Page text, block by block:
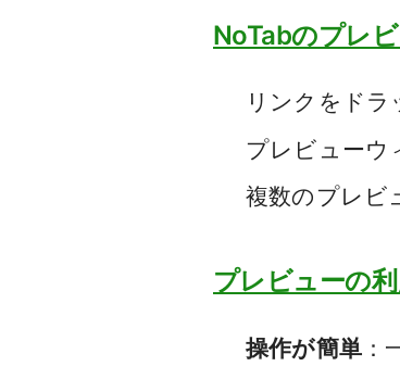
NoTabのプレ
リンクをド
プレビューウ
複数のプレビ
プレビューの
操作が簡単 ：